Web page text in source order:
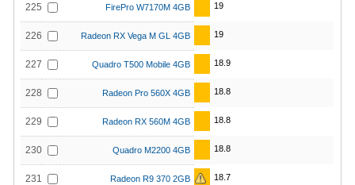
225 FirePro W7170M 4GB 19
226 Radeon RX Vega M GL 4GB 19
227 Quadro T500 Mobile 4GB 18.9
228 Radeon Pro 560X 4GB 18.8
229 Radeon RX 560M 4GB 18.8
230 Quadro M2200 4GB 18.8
231 Radeon R9 370 2GB 18.7